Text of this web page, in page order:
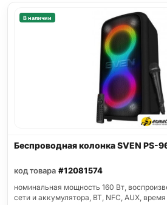
В наличии
Беспроводная колонка SVEN PS-
код товара #12081574
номинальная мощность 160 Вт,
сети и аккумулятора, BT, NFC, AUX,